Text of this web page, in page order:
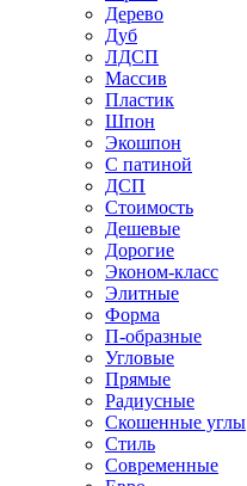
Дерево
Дуб
ЛДСП
Массив
Пластик
Шпон
Экошпон
С патиной
ДСП
Стоимость
Дешевые
Дорогие
Эконом-класс
Элитные
Форма
П-образные
Угловые
Прямые
Радиусные
Скошенные углы
Стиль
Современные